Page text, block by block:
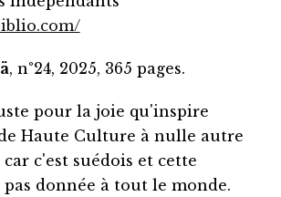
, n°24, 2025, 365 pages.
pour la joie qu'inspire
Haute Culture à nulle autre
c'est suédois et cette
donnée à tout le monde.